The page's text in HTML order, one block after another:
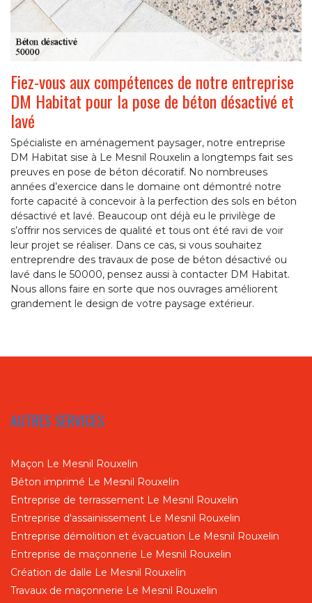
Fiez-vous aux compétences de notre entreprise
DM Habitat pour la pose de béton désactivé et
lavé
Spécialiste en aménagement paysager, notre entreprise
DM Habitat sise à Le Mesnil Rouxelin a longtemps fait ses
preuves en pose de béton décoratif. No nombreuses
années d’exercice dans le domaine ont démontré notre
forte capacité à concevoir à la perfection des sols en béton
désactivé et lavé. Beaucoup ont déjà eu le privilège de
s’offrir nos services de qualité et tous ont été ravi de voir
leur projet se réaliser. Dans ce cas, si vous souhaitez
entreprendre des travaux de pose de béton désactivé ou
lavé dans le 50000, pensez aussi à contacter DM Habitat.
Nous allons faire en sorte que nos ouvrages améliorent
grandement le design de votre paysage extérieur.
AUTRES SERVICES
Maçon Le Mesnil Rouxelin
Béton imprimé Le Mesnil Rouxelin
Entreprise de terrassement Le Mesnil Rouxelin
Entreprise d'assainissement Le Mesnil Rouxelin
Entreprise démolition et évacuation Le Mesnil Rouxelin
Entreprise de maçonnerie Le Mesnil Rouxelin
Création de dalle Le Mesnil Rouxelin
Travaux de maçonnerie Le Mesnil Rouxelin